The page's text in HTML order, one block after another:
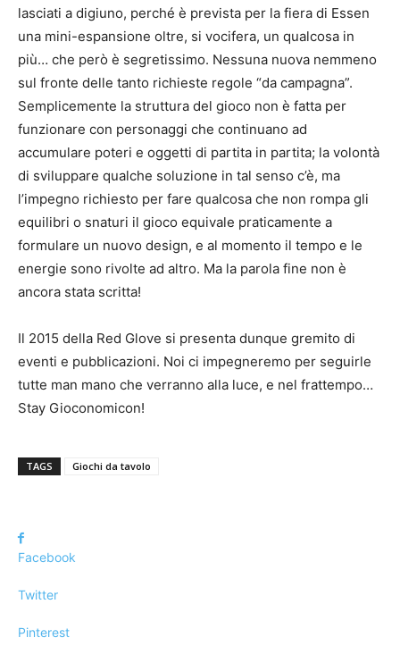
lasciati a digiuno, perché è prevista per la fiera di Essen
una mini-espansione oltre, si vocifera, un qualcosa in
più… che però è segretissimo. Nessuna nuova nemmeno
sul fronte delle tanto richieste regole “da campagna”.
Semplicemente la struttura del gioco non è fatta per
funzionare con personaggi che continuano ad
accumulare poteri e oggetti di partita in partita; la volontà
di sviluppare qualche soluzione in tal senso c’è, ma
l’impegno richiesto per fare qualcosa che non rompa gli
equilibri o snaturi il gioco equivale praticamente a
formulare un nuovo design, e al momento il tempo e le
energie sono rivolte ad altro. Ma la parola fine non è
ancora stata scritta!
Il 2015 della Red Glove si presenta dunque gremito di
eventi e pubblicazioni. Noi ci impegneremo per seguirle
tutte man mano che verranno alla luce, e nel frattempo…
Stay Gioconomicon!
TAGS Giochi da tavolo
Facebook
Twitter
Pinterest